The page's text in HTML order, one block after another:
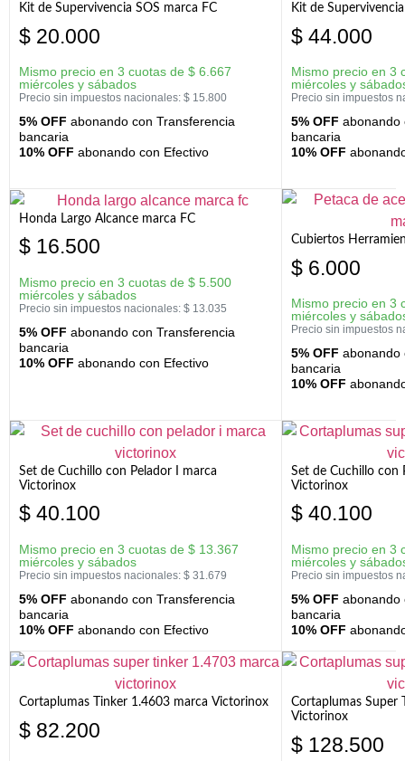
Kit de Supervivencia SOS marca FC
$ 20.000
Mismo precio en 3 cuotas de $ 6.667
miércoles y sábados
Precio sin impuestos nacionales: $ 15.800
5% OFF abonando con Transferencia
bancaria
10% OFF abonando con Efectivo
Kit de
$ 44.000
Mismo precio en 3
miércoles y
Precio sin impuestos
5% OFF abonando
bancaria
10% OFF
Honda Largo Alcance marca FC
$ 16.500
Mismo precio en 3 cuotas de $ 5.500
miércoles y sábados
Precio sin impuestos nacionales: $ 13.035
5% OFF abonando con Transferencia
bancaria
10% OFF abonando con Efectivo
Cubiertos
$ 6.000
Mismo precio en 3
miércoles y
Precio sin impuestos
5% OFF abonando
bancaria
10% OFF
Set de Cuchillo con Pelador I marca
Victorinox
$ 40.100
Mismo precio en 3 cuotas de $ 13.367
miércoles y sábados
Precio sin impuestos nacionales: $ 31.679
5% OFF abonando con Transferencia
bancaria
10% OFF abonando con Efectivo
Set de Cuchillo con
Victorinox
$ 40.100
Mismo precio en 3
miércoles y
Precio sin impuestos
5% OFF abonando
bancaria
10% OFF
Cortaplumas Tinker 1.4603 marca Victorinox
$ 82.200
Cortaplumas Super
Victorinox
$ 128.500